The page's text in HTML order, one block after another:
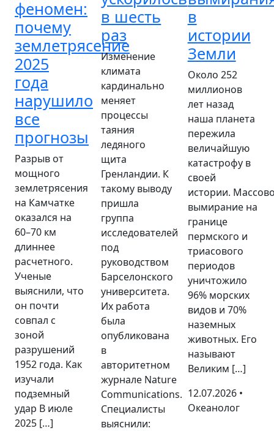
феномен:
почему
землетрясение
2025
года
нарушило
все
прогнозы
Разрыв от
мощного
землетрясения
на Камчатке
оказался на
60–70 км
длиннее
расчетного.
Ученые
выяснили, что
он почти
совпал с
зоной
разрушений
1952 года. Как
изучали
подземный
удар В июле
2025 […]
в шесть
раз
Изменение
климата
кардинально
меняет
процессы
таяния
ледяного
щита
Гренландии. К
такому выводу
пришла
группа
исследователей
под
руководством
Барселонского
университета.
Их работа
была
опубликована
в
авторитетном
журнале Nature
Communications.
Специалисты
выяснили:
в
истории
Земли
Около 252
миллионов
лет назад
наша планета
пережила
величайшую
катастрофу в
своей
истории.
вымирание на
границе
пермского и
триасового
периодов
уничтожило
96% морских
видов и 70%
наземных
животных. Его
называют
Великим […]
12.07.2026 •
Океанолог